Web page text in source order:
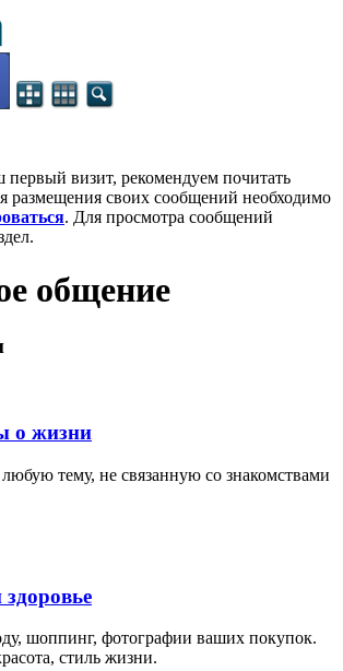
первый визит, рекомендуем почитать
размещения своих сообщений необходимо
. Для просмотра сообщений
общение
о жизни
тему, не связанную со знакомствами
шоппинг, фотографии ваших покупок.
стиль жизни.